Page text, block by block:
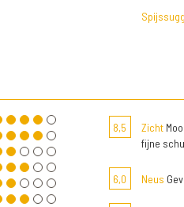
8,5 Zicht
fijne
6,0 Neus